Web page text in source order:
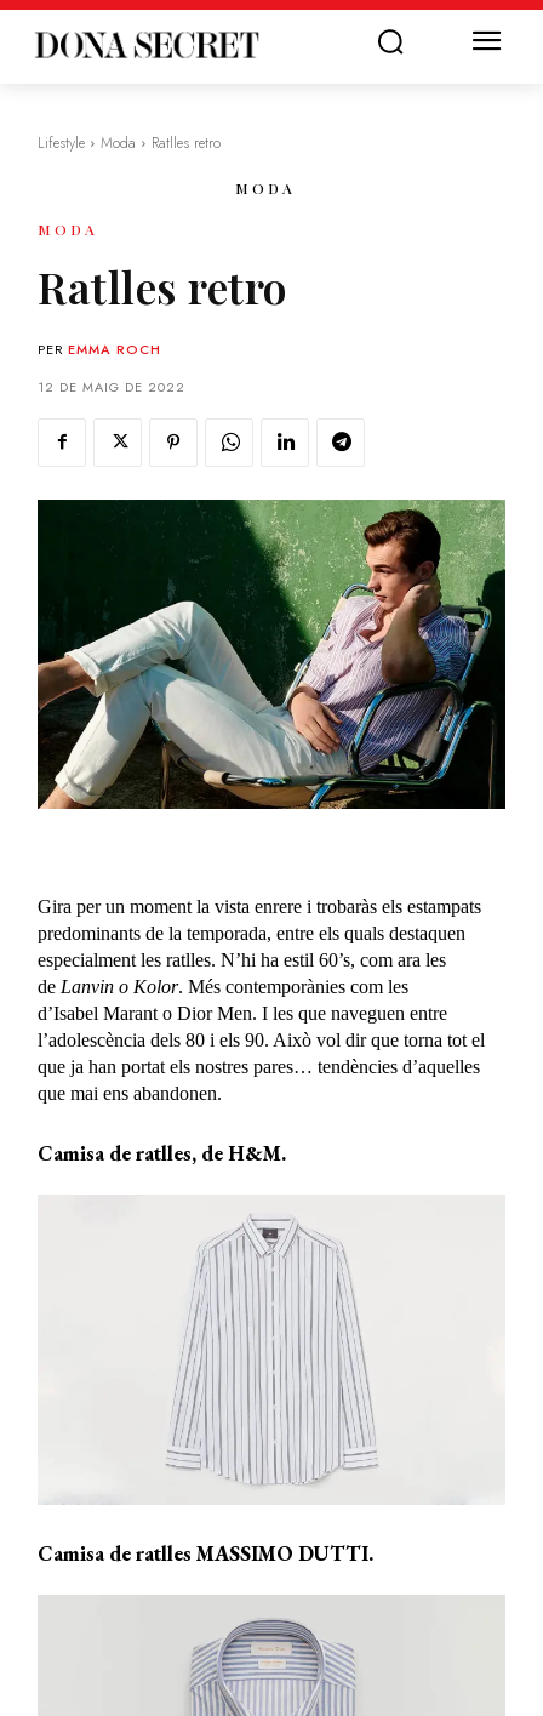
Lifestyle Moda Ratlles retro
MODA
MODA
Ratlles retro
PER EMMA ROCH
12 DE MAIG DE 2022
Gira per un moment la vista enrere i trobaràs els estampats
predominants de la temporada, entre els quals destaquen
especialment les ratlles. N’hi ha estil 60’s, com ara les
de Lanvin o Kolor. Més contemporànies com les
d’Isabel Marant o Dior Men. I les que naveguen entre
l’adolescència dels 80 i els 90. Això vol dir que torna tot el
que ja han portat els nostres pares… tendències d’aquelles
que mai ens abandonen.
Camisa de ratlles, de H&M.
Camisa de ratlles MASSIMO DUTTI.